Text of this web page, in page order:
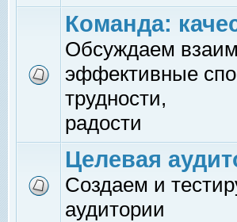
Команда:
Обсуждаем
эффективные
трудности,
радости
Целевая
Создаем и
аудитории